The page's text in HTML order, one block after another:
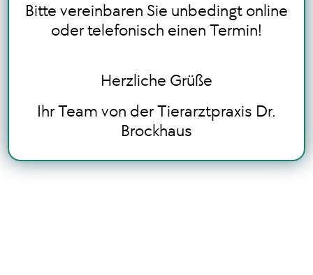
Bitte vereinbaren Sie unbedingt online
oder telefonisch einen Termin!
Herzliche Grüße
Ihr Team von der Tierarztpraxis Dr.
Brockhaus